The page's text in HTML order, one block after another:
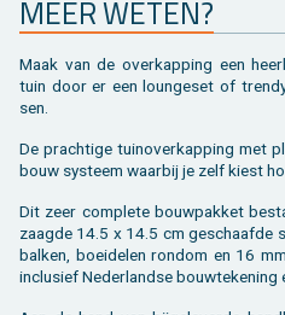
MEER WETEN?
Maak van de over­kap­ping een
tuin door er een loun­ge­set of
sen.
De prach­ti­ge tuin­over­kap­ping met
bouw sys­teem waar­bij je zelf kiest
Dit zeer com­ple­te bouw­pak­ket
zaag­de 14.5 x 14.5 cm ge­schaaf­de
bal­ken, boei­de­len rond­om en 16
in­clu­sief Ne­der­land­se bouw­te­ke­ning